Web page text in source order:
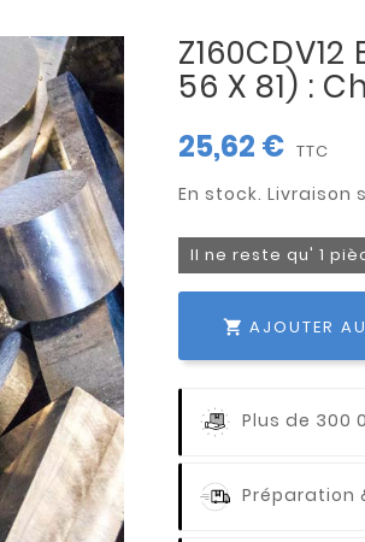
56 X 81) :
25,62 € TTC
Il ne reste qu' 1
 AJOUTER
Plus de 300
Préparation